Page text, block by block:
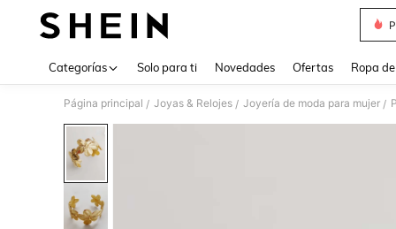
Categorías Solo para ti Novedades Ofertas Ropa
Página principal / Joyas & Relojes / Joyería de moda para mujer /